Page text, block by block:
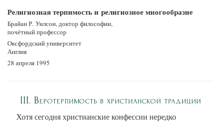
Религиозная терпимость и религиозное многообразие
Брайан Р. Уилсон, доктор философии,
почётный профессор
Оксфордский университет
Англия
28 апреля 1995
III. Веротерпимость в христианской традиции
Хотя сегодня христианские конфессии нередко